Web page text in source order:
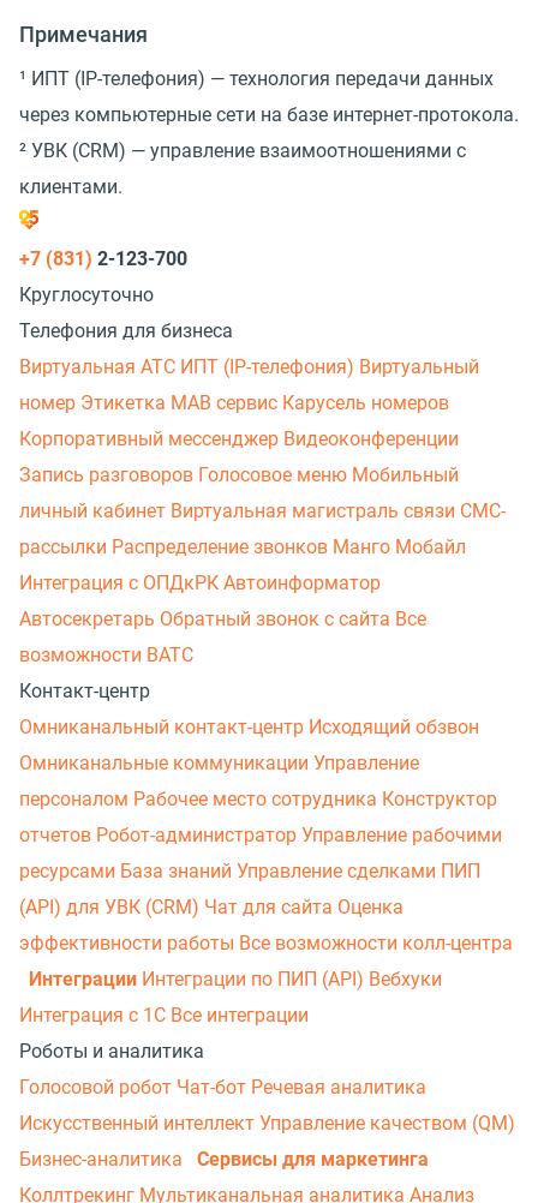
Примечания
¹ ИПТ (IP-телефония) — технология передачи данных
через компьютерные сети на базе интернет-протокола.
² УВК (CRM) — управление взаимоотношениями с
клиентами.
+7 (831) 2-123-700
Круглосуточно
Телефония для бизнеса
Виртуальная АТС ИПТ (IP-телефония) Виртуальный
номер Этикетка МАВ сервис Карусель номеров
Корпоративный мессенджер Видеоконференции
Запись разговоров Голосовое меню Мобильный
личный кабинет Виртуальная магистраль связи СМС-
рассылки Распределение звонков Манго Мобайл
Интеграция с ОПДкРК Автоинформатор
Автосекретарь Обратный звонок с сайта Все
возможности ВАТС
Контакт-центр
Омниканальный контакт-центр Исходящий обзвон
Омниканальные коммуникации Управление
персоналом Рабочее место сотрудника Конструктор
отчетов Робот-администратор Управление рабочими
ресурсами База знаний Управление сделками ПИП
(API) для УВК (CRM) Чат для сайта Оценка
эффективности работы Все возможности колл-центра
Интеграции Интеграции по ПИП (API) Вебхуки
Интеграция с 1С Все интеграции
Роботы и аналитика
Голосовой робот Чат-бот Речевая аналитика
Искусственный интеллект Управление качеством (QM)
Бизнес-аналитика
Сервисы для маркетинга
Коллтрекинг Мультиканальная аналитика Анализ